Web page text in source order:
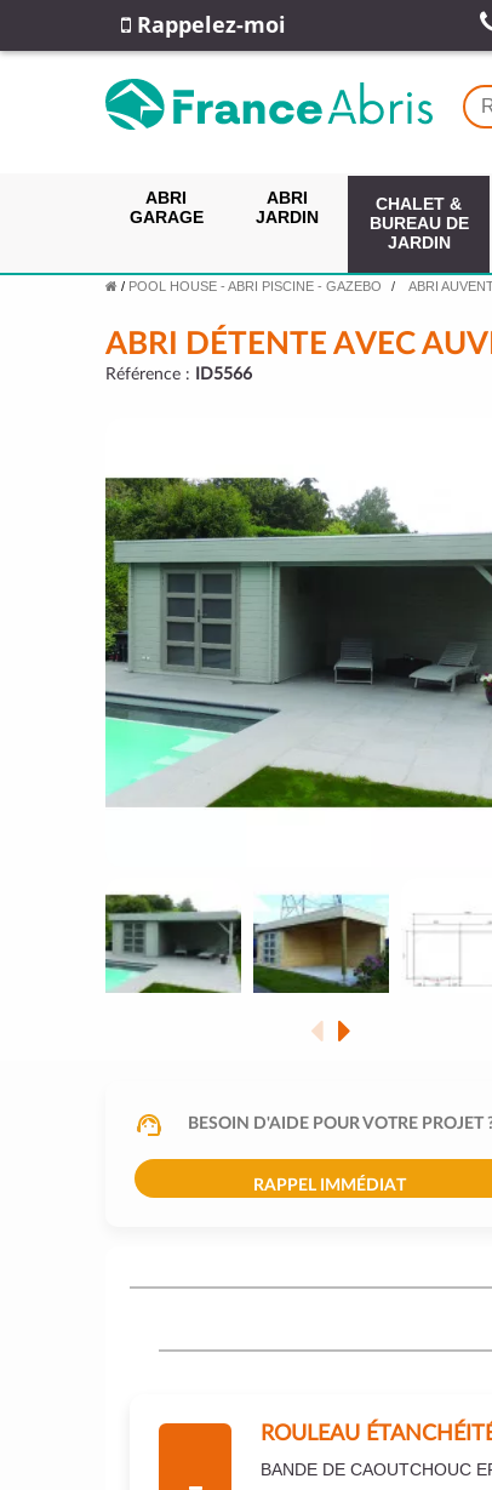
Rappelez-moi
ABRI
GARAGE
ABRI
JARDIN
CHALET &
BUREAU DE
JARDIN
/ POOL HOUSE - ABRI PISCINE - GAZEBO ABRI
ABRI DÉTENTE AVEC
Référence : ID5566
BESOIN D'AIDE POUR VOTRE PROJET
RAPPEL IMMÉDIAT
ROULEAU
BANDE DE CAOUTCHOUC